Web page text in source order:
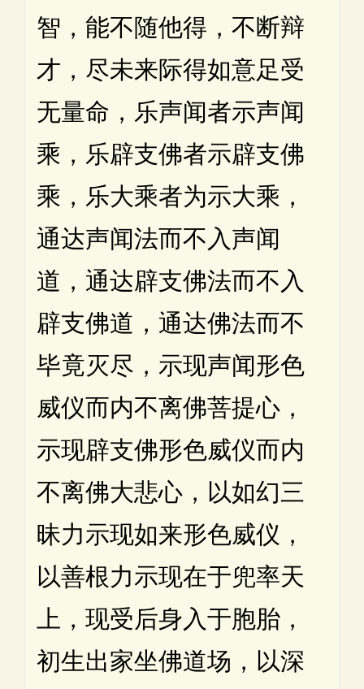
智，能不随他得，不断辩
才，尽未来际得如意足受
无量命，乐声闻者示声闻
乘，乐辟支佛者示辟支佛
乘，乐大乘者为示大乘，
通达声闻法而不入声闻
道，通达辟支佛法而不入
辟支佛道，通达佛法而不
毕竟灭尽，示现声闻形色
威仪而内不离佛菩提心，
示现辟支佛形色威仪而内
不离佛大悲心，以如幻三
昧力示现如来形色威仪，
以善根力示现在于兜率天
上，现受后身入于胞胎，
初生出家坐佛道场，以深